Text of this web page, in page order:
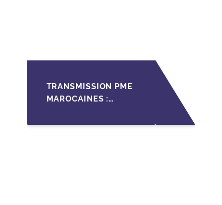
TRANSMISSION PME
MAROCAINES :
CESSION AVEC LES